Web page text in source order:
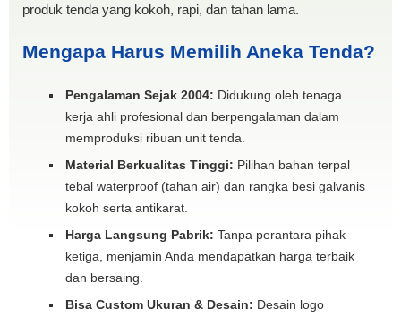
produk tenda yang kokoh, rapi, dan tahan lama.
Mengapa Harus Memilih Aneka Tenda?
Pengalaman Sejak 2004: Didukung oleh tenaga
kerja ahli profesional dan berpengalaman dalam
memproduksi ribuan unit tenda.
Material Berkualitas Tinggi: Pilihan bahan terpal
tebal waterproof (tahan air) dan rangka besi galvanis
kokoh serta antikarat.
Harga Langsung Pabrik: Tanpa perantara pihak
ketiga, menjamin Anda mendapatkan harga terbaik
dan bersaing.
Bisa Custom Ukuran & Desain: Desain logo